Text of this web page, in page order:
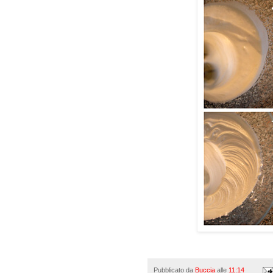
Pubblicato da Buccia alle 11:14